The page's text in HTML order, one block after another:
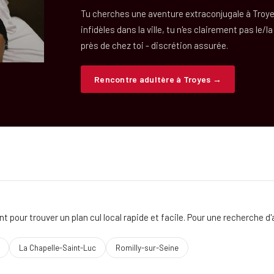
Tu cherches une aventure extraconjugale à
infidèles dans la ville, tu n'es clairement pas le/
près de chez toi - discrétion assurée.
Rencontre adultère à Troyes →
pour trouver un plan cul local rapide et facile. Pour une recherche
La Chapelle-Saint-Luc Romilly-sur-Seine